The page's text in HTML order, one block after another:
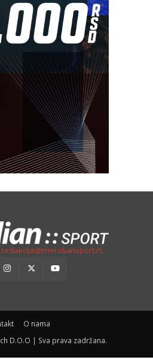
redakcija@meridiansport.rs
O nama
D.O.O | Sva prava zadržana.